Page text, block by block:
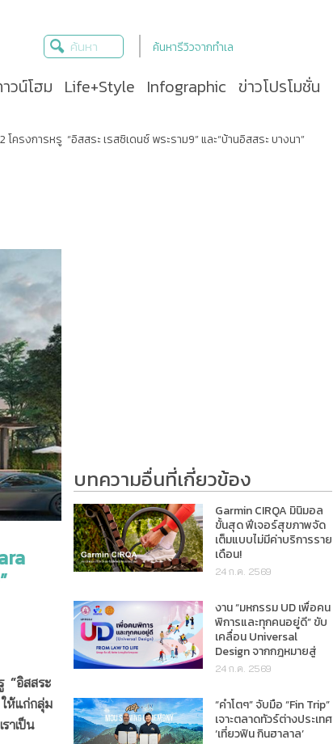
ค้นหารีวิวจากทำเล
วน์โฮม Life+Style Infographic ข่าวโปรโมชั่น
รงการหรู “อิสสระ เรสซิเดนซ์ พระราม9” และ“บ้านอิสสระ บางนา”
“อิสสระ
ให้แก่กลุ่ม
าเป็น
บทความอื่นที่เกี่ยวข้อง
Garmin CIRQA มินิมอล
ขั้นสุด ฟีเจอร์สุขภาพจัด
เต็มแบบไม่มีค่าบริการราย
เดือน!
24 ก.ค. 2569
งาน “มหกรรม UD เพื่อคน
พิการและทุกคนอยู่ดี” ขับ
เคลื่อน Universal
Design จากกฎหมายสู่
การใช้ชีวิตจริง
24 ก.ค. 2569
“คำโตๆ” จับมือ “Fin Trip”
เจาะตลาดทัวร์ต่างประเทศ
‘เที่ยวฟิน กินฮาลาล’